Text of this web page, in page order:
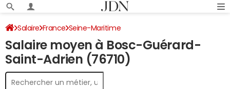
Salaire France Seine-Maritime
Salaire moyen à Bosc-Guérard-
Saint-Adrien (76710)